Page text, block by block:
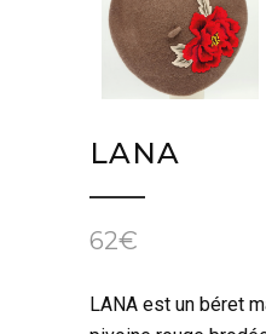
LANA
62€
LANA est un béret